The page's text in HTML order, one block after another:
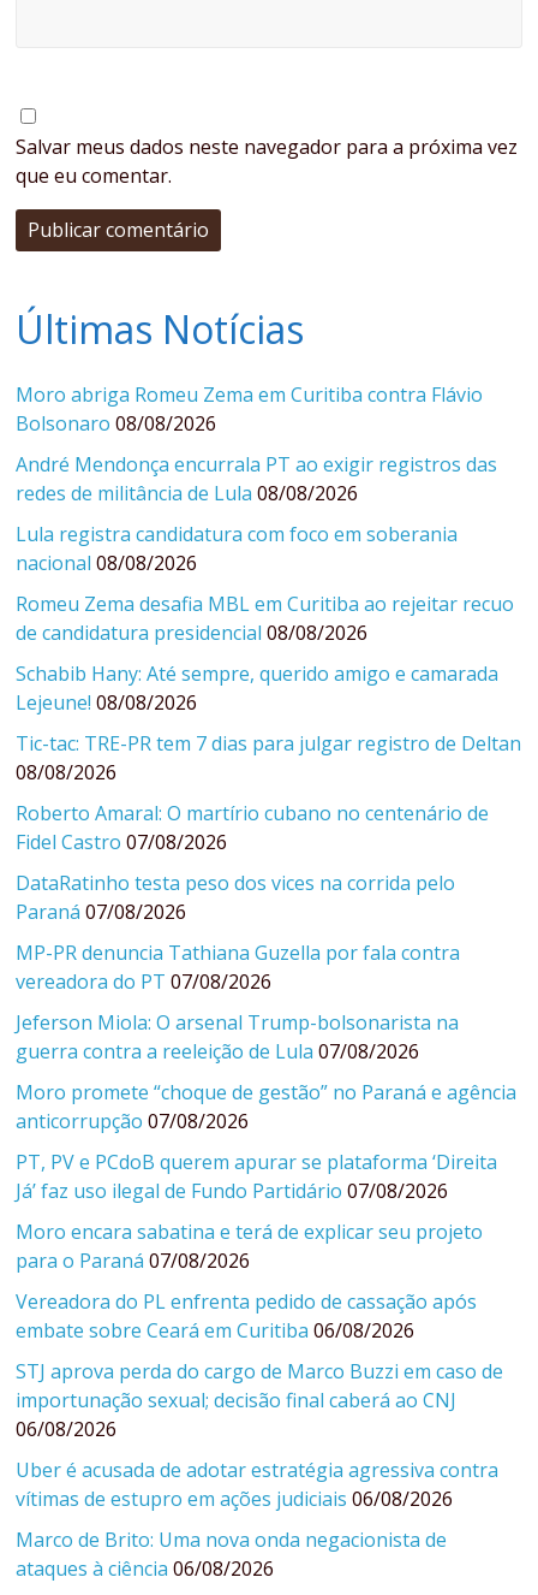
Salvar meus dados neste navegador para a próxima vez
que eu comentar.
Últimas Notícias
Moro abriga Romeu Zema em Curitiba contra Flávio
Bolsonaro 08/08/2026
André Mendonça encurrala PT ao exigir registros das
redes de militância de Lula 08/08/2026
Lula registra candidatura com foco em soberania
nacional 08/08/2026
Romeu Zema desafia MBL em Curitiba ao rejeitar recuo
de candidatura presidencial 08/08/2026
Schabib Hany: Até sempre, querido amigo e camarada
Lejeune! 08/08/2026
Tic-tac: TRE-PR tem 7 dias para julgar registro de Deltan
08/08/2026
Roberto Amaral: O martírio cubano no centenário de
Fidel Castro 07/08/2026
DataRatinho testa peso dos vices na corrida pelo
Paraná 07/08/2026
MP-PR denuncia Tathiana Guzella por fala contra
vereadora do PT 07/08/2026
Jeferson Miola: O arsenal Trump-bolsonarista na
guerra contra a reeleição de Lula 07/08/2026
Moro promete “choque de gestão” no Paraná e agência
anticorrupção 07/08/2026
PT, PV e PCdoB querem apurar se plataforma ‘Direita
Já’ faz uso ilegal de Fundo Partidário 07/08/2026
Moro encara sabatina e terá de explicar seu projeto
para o Paraná 07/08/2026
Vereadora do PL enfrenta pedido de cassação após
embate sobre Ceará em Curitiba 06/08/2026
STJ aprova perda do cargo de Marco Buzzi em caso de
importunação sexual; decisão final caberá ao CNJ
06/08/2026
Uber é acusada de adotar estratégia agressiva contra
vítimas de estupro em ações judiciais 06/08/2026
Marco de Brito: Uma nova onda negacionista de
ataques à ciência 06/08/2026